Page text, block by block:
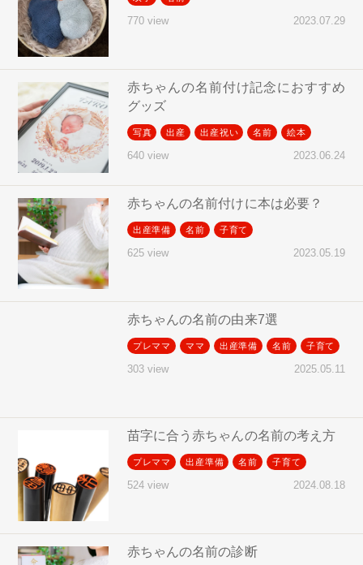
770 view 2023.07.29
赤ちゃんの名前付け記念におすすめ
グッズ
写真 出産 出産祝い 名前 絵本
640 view 2023.06.24
赤ちゃんの名前付けに本は必要？
出産準備 名前 子育て
625 view 2023.05.19
赤ちゃんの名前の由来7選
プレママ ママ 出産準備 名前 子育て
303 view 2025.05.11
苗字に合う赤ちゃんの名前の考え方
プレママ 出産準備 名前 子育て
524 view 2024.08.18
赤ちゃんの名前の診断